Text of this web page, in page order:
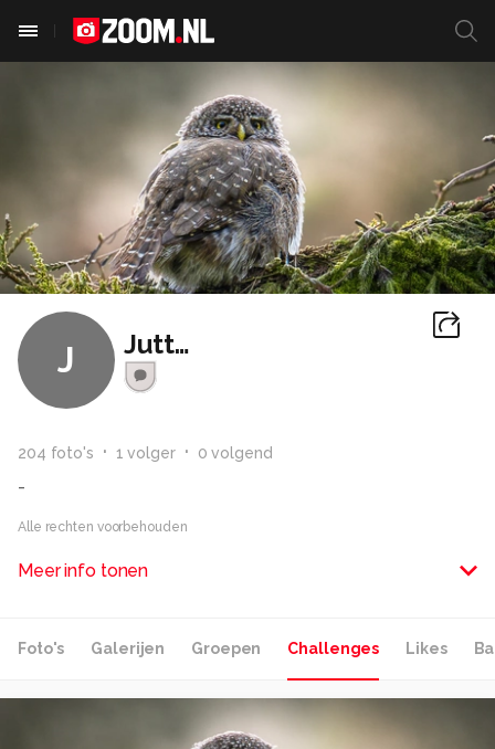
J Jutter
204 foto's 1 volger 0 volgend
-
Alle rechten voorbehouden
Meer info tonen
Foto's Galerijen Groepen Challenges Likes